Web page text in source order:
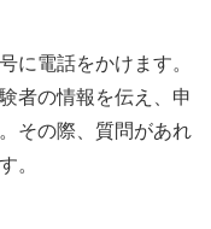
に電話をかけます。
者の情報を伝え、申
その際、質問があれ
。